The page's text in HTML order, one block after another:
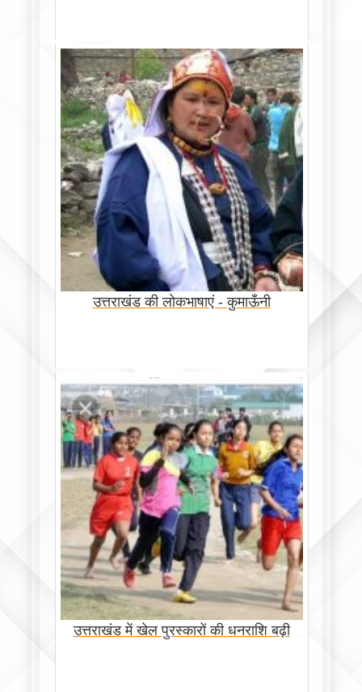
उत्तराखंड की लोकभाषाएं - कुमाऊँनी
उत्तराखंड में खेल पुरस्कारों की धनराशि बढ़ी